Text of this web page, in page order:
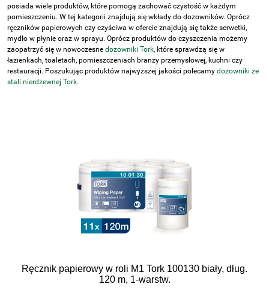
posiada wiele produktów, które pomogą zachować czystość w każdym
pomieszczeniu. W tej kategorii znajdują się wkłady do dozowników. Oprócz
ręczników papierowych czy czyściwa w ofercie znajdują się także serwetki,
mydło w płynie oraz w sprayu. Oprócz produktów do czyszczenia możemy
zaopatrzyć się w nowoczesne dozowniki Tork, które sprawdzą się w
łazienkach, toaletach, pomieszczeniach branży przemysłowej, kuchni czy
restauracji. Poszukując produktów najwyższej jakości polecamy dozowniki ze
stali nierdzewnej Tork.
Ręcznik papierowy w roli M1 Tork 100130 biały, dług.
120 m, 1-warstw.